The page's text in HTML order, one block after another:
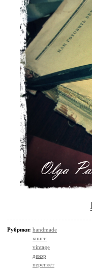
Рубрики: handmade
книги
vintage
декор
переплёт